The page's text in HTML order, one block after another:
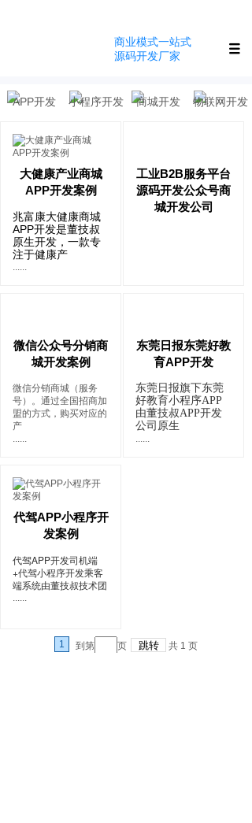
商业模式一站式
源码开发厂家
物联网开发
小程序开发 商城开发
APP开发
大健康产业商城
APP开发案例
兆富康大健康商城
APP开发是董技叔
原生开发，一款专
注于健康产
......
工业B2B服务平台
源码开发公众号商
城开发公司
微信公众号分销商
城开发案例
微信分销商城（服务
号）。通过全国招商加
盟的方式，购买对应的
产
......
东莞日报东莞好教
育APP开发
东莞日报旗下东莞
好教育小程序APP
由董技叔APP开发
公司原生
......
代驾APP小程序开
发案例
代驾APP开发司机端
+代驾小程序开发乘客
端系统由董技叔技术团
......
1 到第 页 共 1 页